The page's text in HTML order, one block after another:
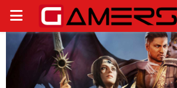
PRIMARY
MENU